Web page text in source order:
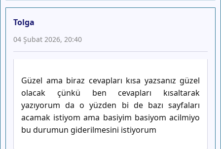
Tolga
04 Şubat 2026, 20:40
Güzel ama biraz cevapları kısa yazsanız güzel
olacak çünkü ben cevapları kısaltarak
yazıyorum da o yüzden bi de bazı sayfaları
acamak istiyom ama basiyim basiyom acilmiyo
bu durumun giderilmesini istiyorum